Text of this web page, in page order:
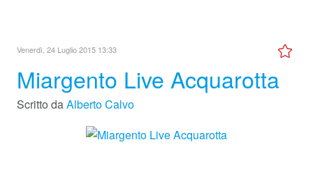
Venerdì, 24 Luglio 2015 13:33
Miargento Live Acquarotta
Scritto daAlberto Calvo